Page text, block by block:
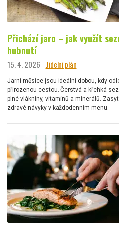
Přichází jaro – jak využít
hubnutí
15. 4. 2026 Jídelní plán
Jarní měsíce jsou ideální dobou, kdy
přirozenou cestou. Čerstvá a křehká
plné vlákniny, vitamínů a minerálů.
zdravé návyky v každodenním menu.